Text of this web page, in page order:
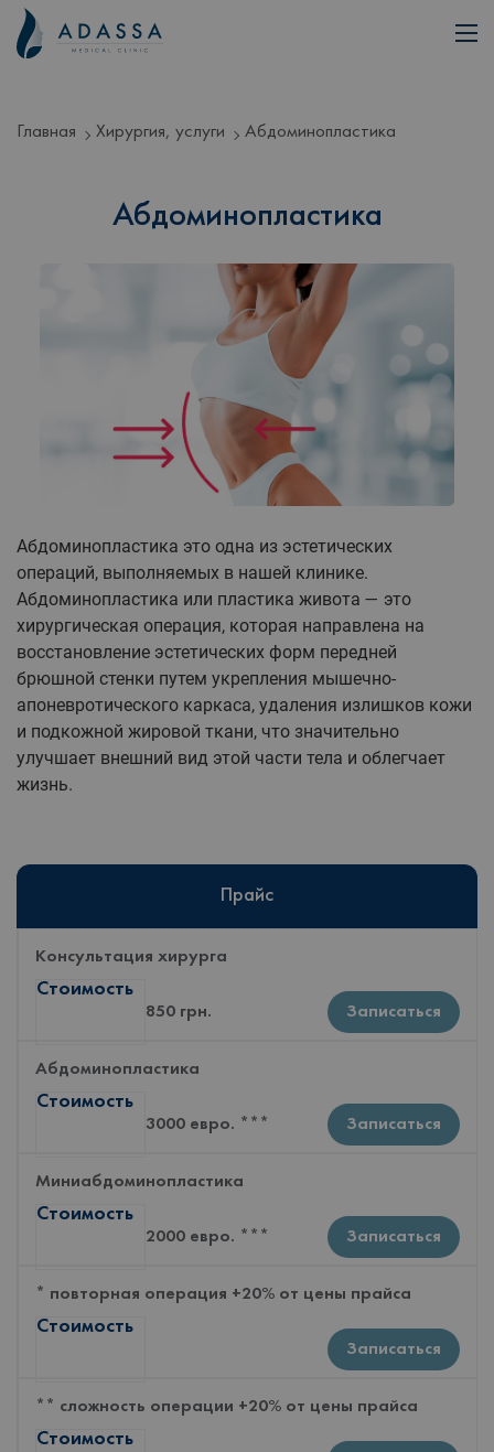
Главная Хирургия, услуги Абдоминопластика
Абдоминопластика
Абдоминопластика это одна из эстетических
операций, выполняемых в нашей клинике.
Абдоминопластика или пластика живота — это
хирургическая операция, которая направлена на
восстановление эстетических форм передней
брюшной стенки путем укрепления мышечно-
апоневротического каркаса, удаления излишков кожи
и подкожной жировой ткани, что значительно
улучшает внешний вид этой части тела и облегчает
жизнь.
Прайс
Консультация хирурга
Стоимость
850 грн. Записаться
Абдоминопластика
Стоимость
3000 евро. *** Записаться
Миниабдоминопластика
Стоимость
2000 евро. *** Записаться
* повторная операция +20% от цены прайса
Стоимость
Записаться
** сложность операции +20% от цены прайса
Стоимость